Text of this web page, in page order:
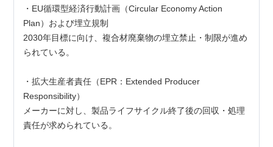
・EU循環型経済行動計画（Circular Economy Action
Plan）および埋立規制
2030年目標に向け、複合材廃棄物の埋立禁止・制限が進め
られている。
・拡大生産者責任（EPR：Extended Producer
Responsibility）
メーカーに対し、製品ライフサイクル終了後の回収・処理
責任が求められている。